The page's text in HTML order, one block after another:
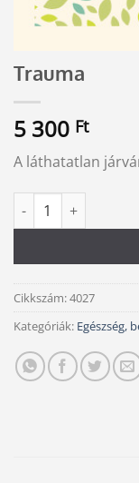
Trauma
5 300 Ft
A láthatatlan
Trauma mennyiség
Alternative:
Cikkszám:4027
Kategóriák: Egészség,